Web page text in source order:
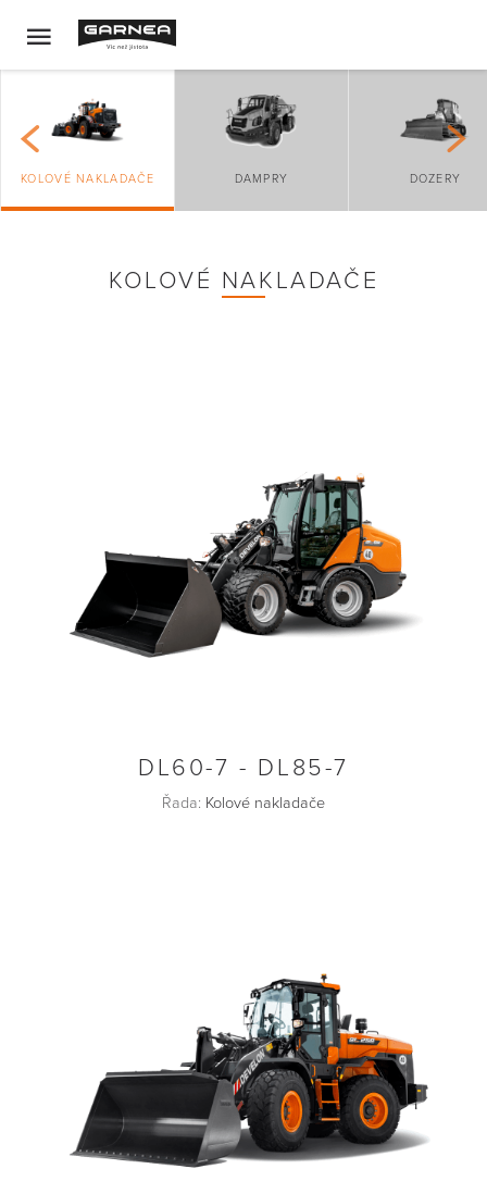
KOLOVÉ NAKLADAČE DAMPRY DOZERY
KOLOVÉ NAKLADAČE
DL60-7 - DL85-7
Řada: Kolové nakladače